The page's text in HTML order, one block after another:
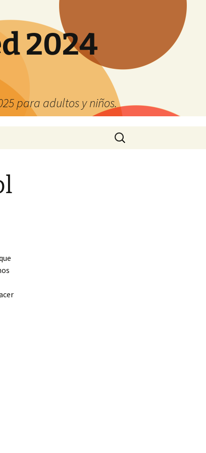
2024
para adultos y niños.
Buscar: